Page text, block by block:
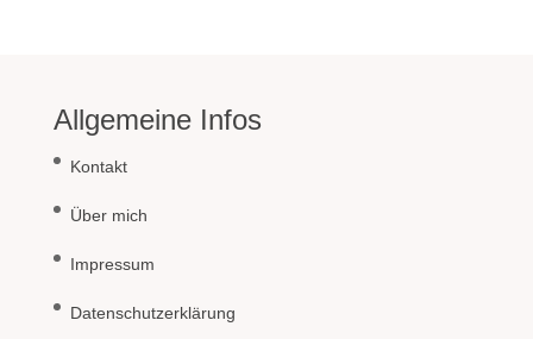
Allgemeine Infos
Kontakt
Über mich
Impressum
Datenschutzerklärung